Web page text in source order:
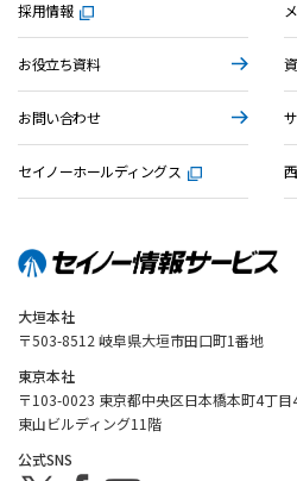
大垣本社
〒503-8512 岐阜県大垣市田口町1番地
東京本社
〒103-0023 東京都中央区日本橋本町4丁目
東山ビルディング11階
公式SNS
採用情報
お役立ち資料
お問い合わせ
セイノーホールディングス